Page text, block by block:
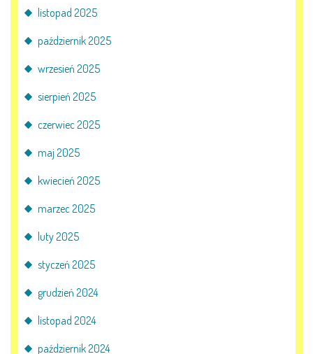
OCHRONY MAŁOLETNICH
RADOŚĆ – ZABAWA – NAUKA
ROCZNY PLAN PRACY
KORZYSTANIE Z TIK
listopad 2025
październik 2025
wrzesień 2025
sierpień 2025
czerwiec 2025
maj 2025
kwiecień 2025
marzec 2025
luty 2025
styczeń 2025
grudzień 2024
listopad 2024
październik 2024